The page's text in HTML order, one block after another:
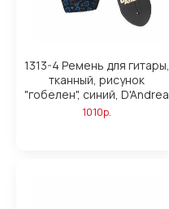
1313-4 Ремень для гитары,
тканный, рисунок
"гобелен", синий, D'Andrea
1010р.